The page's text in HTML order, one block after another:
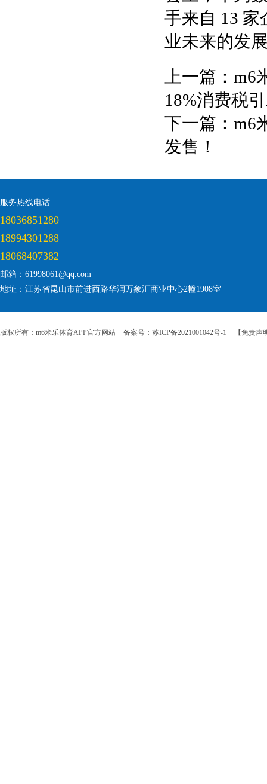
手来自 13
业未来的发
上一篇： m6
18%消费税
下一篇： m6
发售！
服务热线电话
18036851280
18994301288
18068407382
邮箱：61998061@qq.com
地址：江苏省昆山市前进西路华润万象汇商业中心2幢1908室
版权所有：m6米乐体育APP官方网站 备案号：苏ICP备2021001042号-1 【免责声